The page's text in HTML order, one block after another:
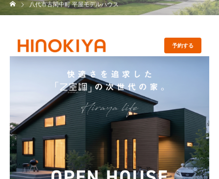
八代市古閑中町 平屋モデルハウス